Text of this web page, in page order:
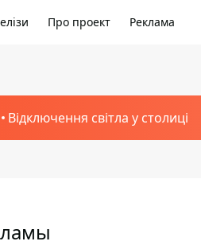
Про проект Реклама
Відключення світла у столиці